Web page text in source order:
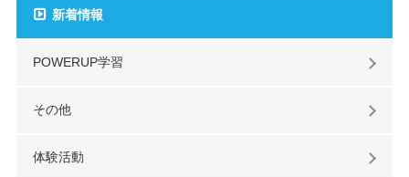
新着情報
POWERUP学習
その他
体験活動